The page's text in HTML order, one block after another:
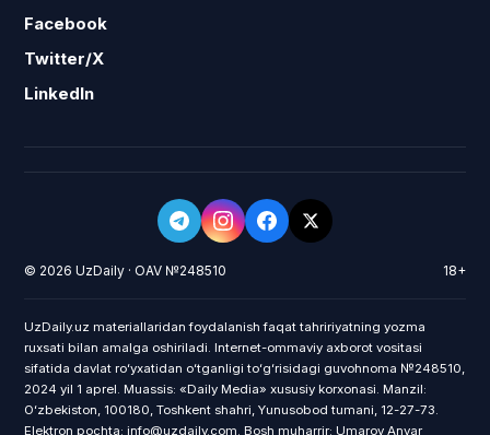
Facebook
Twitter/X
LinkedIn
© 2026 UzDaily · OAV №248510 18+
UzDaily.uz materiallaridan foydalanish faqat tahririyatning yozma
ruxsati bilan amalga oshiriladi. Internet-ommaviy axborot vositasi
sifatida davlat roʻyxatidan oʻtganligi toʻgʻrisidagi guvohnoma №248510,
2024 yil 1 aprel. Muassis: «Daily Media» xususiy korxonasi. Manzil:
Oʻzbekiston, 100180, Toshkent shahri, Yunusobod tumani, 12-27-73.
Elektron pochta: info@uzdaily.com. Bosh muharrir: Umarov Anvar